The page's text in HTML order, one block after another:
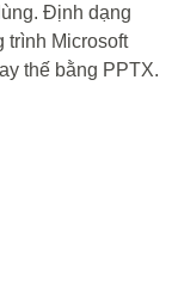
Định dạng
Microsoft
thế bằng PPTX.